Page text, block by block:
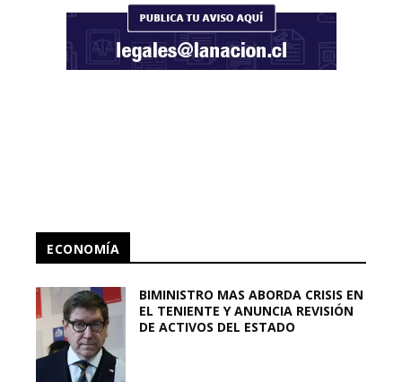
ECONOMÍA
BIMINISTRO MAS ABORDA CRISIS EN
EL TENIENTE Y ANUNCIA REVISIÓN
DE ACTIVOS DEL ESTADO